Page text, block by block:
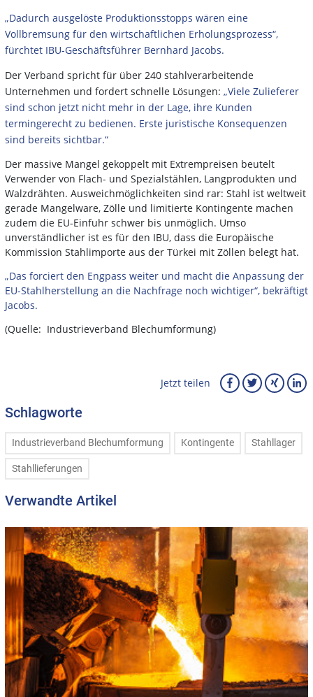
„Dadurch ausgelöste Produktionsstopps wären eine
Vollbremsung für den wirtschaftlichen Erholungsprozess“,
fürchtet IBU-Geschäftsführer Bernhard Jacobs.
Der Verband spricht für über 240 stahlverarbeitende
Unternehmen und fordert schnelle Lösungen: „Viele Zulieferer
sind schon jetzt nicht mehr in der Lage, ihre Kunden
termingerecht zu bedienen. Erste juristische Konsequenzen
sind bereits sichtbar.“
Der massive Mangel gekoppelt mit Extrempreisen beutelt
Verwender von Flach- und Spezialstählen, Langprodukten und
Walzdrähten. Ausweichmöglichkeiten sind rar: Stahl ist weltweit
gerade Mangelware, Zölle und limitierte Kontingente machen
zudem die EU-Einfuhr schwer bis unmöglich. Umso
unverständlicher ist es für den IBU, dass die Europäische
Kommission Stahlimporte aus der Türkei mit Zöllen belegt hat.
„Das forciert den Engpass weiter und macht die Anpassung der
EU-Stahlherstellung an die Nachfrage noch wichtiger“, bekräftigt
Jacobs.
(Quelle: Industrieverband Blechumformung)
Jetzt teilen
Schlagworte
Industrieverband Blechumformung Kontingente Stahllager
Stahllieferungen
Verwandte Artikel